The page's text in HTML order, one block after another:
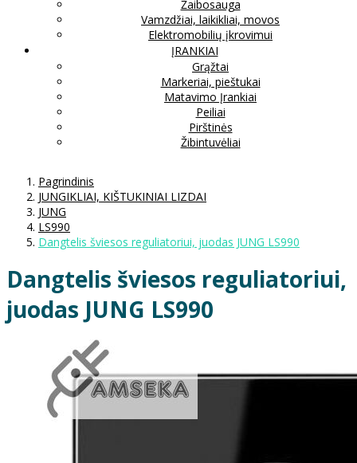
Žaibosauga
Vamzdžiai, laikikliai, movos
Elektromobilių įkrovimui
ĮRANKIAI
Grąžtai
Markeriai, pieštukai
Matavimo Įrankiai
Peiliai
Pirštinės
Žibintuvėliai
Pagrindinis
JUNGIKLIAI, KIŠTUKINIAI LIZDAI
JUNG
LS990
Dangtelis šviesos reguliatoriui, juodas JUNG LS990
Dangtelis šviesos reguliatoriui,
juodas JUNG LS990